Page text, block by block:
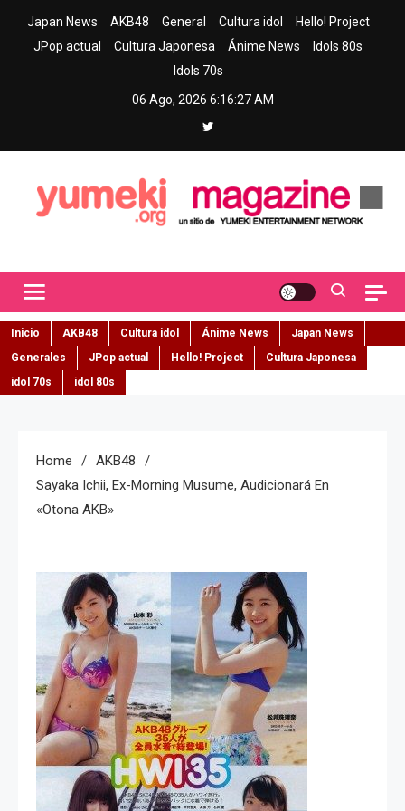
Japan News AKB48 General Cultura idol
Hello! Project
JPop actual
Cultura Japonesa Ánime News
Idols 80s
Idols 70s
06 Ago, 2026 6:16:28 AM
Inicio AKB48 Cultura idol Ánime News
Japan News
Generales
JPop actual Hello! Project
Cultura Japonesa
idol 70s
idol 80s
Home
AKB48
Sayaka Ichii, Ex-Morning Musume, Audicionará En
«Otona AKB»